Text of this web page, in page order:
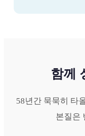
함께
58년간 묵묵히 타
본질은